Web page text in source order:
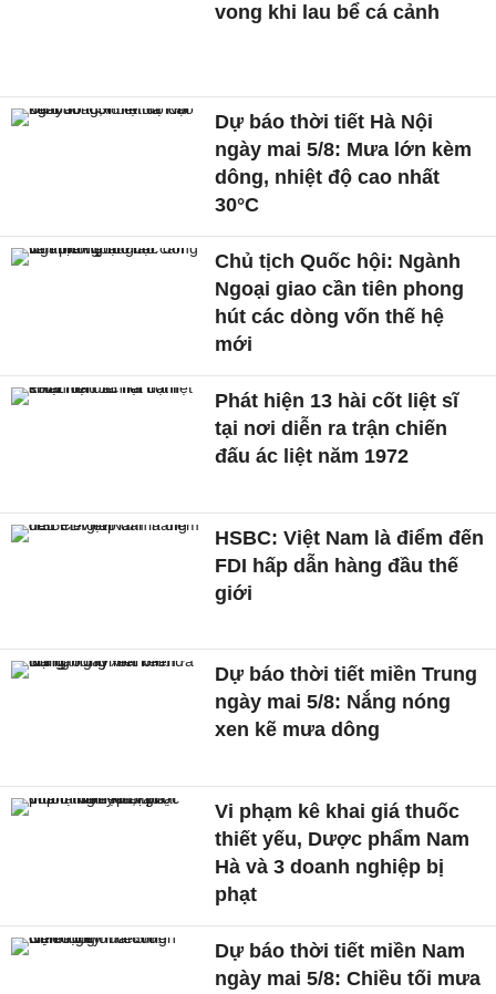
vong khi lau bể cá cảnh
Dự báo thời tiết Hà Nội
ngày mai 5/8: Mưa lớn kèm
dông, nhiệt độ cao nhất
30°C
Chủ tịch Quốc hội: Ngành
Ngoại giao cần tiên phong
hút các dòng vốn thế hệ
mới
Phát hiện 13 hài cốt liệt sĩ
tại nơi diễn ra trận chiến
đấu ác liệt năm 1972
HSBC: Việt Nam là điểm đến
FDI hấp dẫn hàng đầu thế
giới
Dự báo thời tiết miền Trung
ngày mai 5/8: Nắng nóng
xen kẽ mưa dông
Vi phạm kê khai giá thuốc
thiết yếu, Dược phẩm Nam
Hà và 3 doanh nghiệp bị
phạt
Dự báo thời tiết miền Nam
ngày mai 5/8: Chiều tối mưa